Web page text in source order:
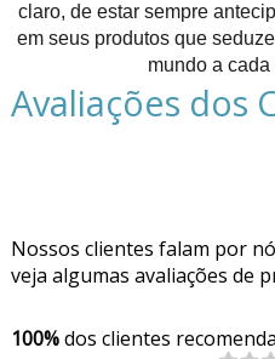
claro, de estar sempre
em seus produtos que
mundo a
Avaliações dos
Nossos clientes falam por
veja algumas avaliações de
100%dos clientes